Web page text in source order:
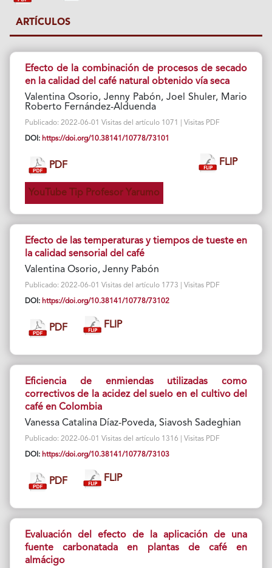
ARTÍCULOS
Efecto de la combinación de procesos de secado
en la calidad del café natural obtenido vía seca
Valentina Osorio, Jenny Pabón, Joel Shuler, Mario
Roberto Fernández-Alduenda
Publicado: 2022-06-01 Visitas del artículo 1071 | Visitas PDF
DOI: https://doi.org/10.38141/10778/73101
PDF FLIP
YouTube Tip Profesor Yarumo
Efecto de las temperaturas y tiempos de tueste en
la calidad sensorial del café
Valentina Osorio, Jenny Pabón
Publicado: 2022-06-01 Visitas del artículo 1773 | Visitas PDF
DOI: https://doi.org/10.38141/10778/73102
PDF FLIP
Eficiencia de enmiendas utilizadas como
correctivos de la acidez del suelo en el cultivo del
café en Colombia
Vanessa Catalina Díaz-Poveda, Siavosh Sadeghian
Publicado: 2022-06-01 Visitas del artículo 1316 | Visitas PDF
DOI: https://doi.org/10.38141/10778/73103
PDF FLIP
Evaluación del efecto de la aplicación de una
fuente carbonatada en plantas de café en
almácigo